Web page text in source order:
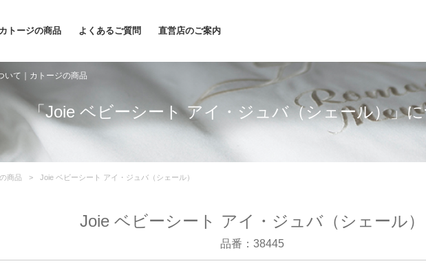
カトージの商品 よくあるご質問
直営店のご案内
いて｜カトージの商品
「Joie ベビーシート アイ・ジュバ（シェール）」
商品 Joie ベビーシート アイ・ジュバ（シェール）
Joie ベビーシート アイ・ジュバ（シェール）
品番：38445